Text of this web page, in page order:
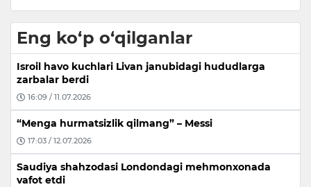
Eng ko‘p o‘qilganlar
Isroil havo kuchlari Livan janubidagi hududlarga
zarbalar berdi
16:09 / 11.07.2026
“Menga hurmatsizlik qilmang” – Messi
17:03 / 12.07.2026
Saudiya shahzodasi Londondagi mehmonxonada
vafot etdi